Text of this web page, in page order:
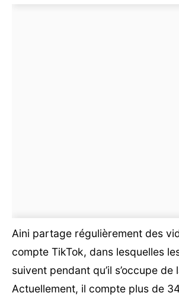
Aini partage régulièrement des
compte TikTok, dans lesquelles
suivent pendant qu’il s’occupe de
Actuellement, il compte plus de